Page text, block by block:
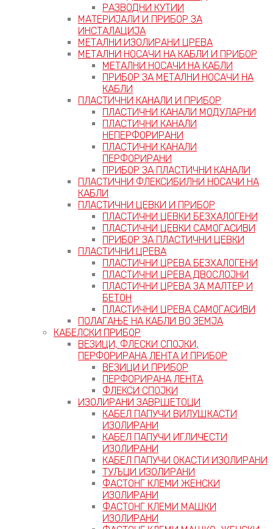
РАЗВОДНИ КУТИИ
МАТЕРИЈАЛИ И ПРИБОР ЗА
ИНСТАЛАЦИЈА
МЕТАЛНИ ИЗОЛИРАНИ ЦРЕВА
МЕТАЛНИ НОСАЧИ НА КАБЛИ И ПРИБОР
МЕТАЛНИ НОСАЧИ НА КАБЛИ
ПРИБОР ЗА МЕТАЛНИ НОСАЧИ НА
КАБЛИ
ПЛАСТИЧНИ КАНАЛИ И ПРИБОР
ПЛАСТИЧНИ КАНАЛИ МОДУЛАРНИ
ПЛАСТИЧНИ КАНАЛИ
НЕПЕРФОРИРАНИ
ПЛАСТИЧНИ КАНАЛИ
ПЕРФОРИРАНИ
ПРИБОР ЗА ПЛАСТИЧНИ КАНАЛИ
ПЛАСТИЧНИ ФЛЕКСИБИЛНИ НОСАЧИ НА
КАБЛИ
ПЛАСТИЧНИ ЦЕВКИ И ПРИБОР
ПЛАСТИЧНИ ЦЕВКИ БЕЗХАЛОГЕНИ
ПЛАСТИЧНИ ЦЕВКИ САМОГАСИВИ
ПРИБОР ЗА ПЛАСТИЧНИ ЦЕВКИ
ПЛАСТИЧНИ ЦРЕВА
ПЛАСТИЧНИ ЦРЕВА БЕЗХАЛОГЕНИ
ПЛАСТИЧНИ ЦРЕВА ДВОСЛОЈНИ
ПЛАСТИЧНИ ЦРЕВА ЗА МАЛТЕР И
БЕТОН
ПЛАСТИЧНИ ЦРЕВА САМОГАСИВИ
ПОЛАГАЊЕ НА КАБЛИ ВО ЗЕМЈА
КАБЕЛСКИ ПРИБОР
ВЕЗИЦИ, ФЛЕСКИ СПОЈКИ,
ПЕРФОРИРАНА ЛЕНТА И ПРИБОР
ВЕЗИЦИ И ПРИБОР
ПЕРФОРИРАНА ЛЕНТА
ФЛЕКСИ СПОЈКИ
ИЗОЛИРАНИ ЗАВРШЕТОЦИ
КАБЕЛ ПАПУЧИ ВИЛУШКАСТИ
ИЗОЛИРАНИ
КАБЕЛ ПАПУЧИ ИГЛИЧЕСТИ
ИЗОЛИРАНИ
КАБЕЛ ПАПУЧИ ОКАСТИ ИЗОЛИРАНИ
ТУЉЦИ ИЗОЛИРАНИ
ФАСТОНГ КЛЕМИ ЖЕНСКИ
ИЗОЛИРАНИ
ФАСТОНГ КЛЕМИ МАШКИ
ИЗОЛИРАНИ